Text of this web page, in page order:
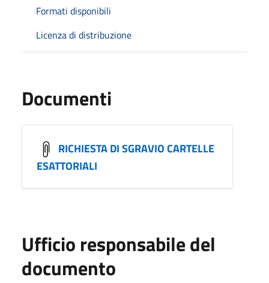
Formati disponibili
Licenza di distribuzione
Documenti
RICHIESTA DI SGRAVIO CARTELLE
ESATTORIALI
Ufficio responsabile del
documento